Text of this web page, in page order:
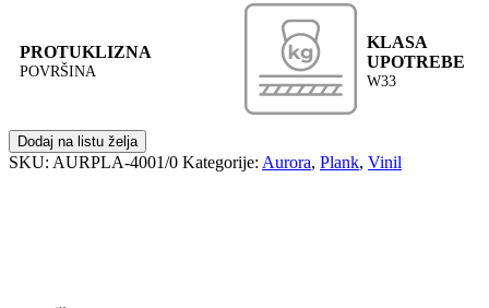
PROTUKLIZNA
POVRŠINA
KLASA
UPOTREBE
W33
Dodaj na listu želja
SKU: AURPLA-4001/0 Kategorije: Aurora, Plank, Vinil